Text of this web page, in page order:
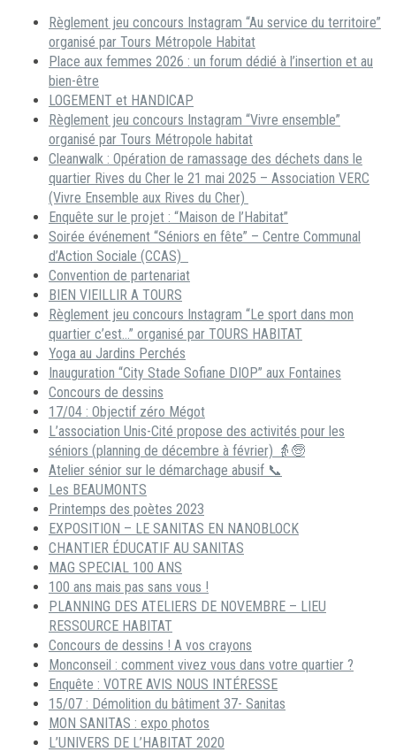
Règlement jeu concours Instagram “Au service du territoire”
organisé par Tours Métropole Habitat
Place aux femmes 2026 : un forum dédié à l’insertion et au
bien-être
LOGEMENT et HANDICAP
Règlement jeu concours Instagram “Vivre ensemble”
organisé par Tours Métropole habitat
Cleanwalk : Opération de ramassage des déchets dans le
quartier Rives du Cher le 21 mai 2025 – Association VERC
(Vivre Ensemble aux Rives du Cher)
Enquête sur le projet : “Maison de l’Habitat”
Soirée événement “Séniors en fête” – Centre Communal
d’Action Sociale (CCAS)
Convention de partenariat
BIEN VIEILLIR A TOURS
Règlement jeu concours Instagram “Le sport dans mon
quartier c’est…” organisé par TOURS HABITAT
Yoga au Jardins Perchés
Inauguration “City Stade Sofiane DIOP” aux Fontaines
Concours de dessins
17/04 : Objectif zéro Mégot
L’association Unis-Cité propose des activités pour les
séniors (planning de décembre à février) 👵🧓
Atelier sénior sur le démarchage abusif 📞
Les BEAUMONTS
Printemps des poètes 2023
EXPOSITION – LE SANITAS EN NANOBLOCK
CHANTIER ÉDUCATIF AU SANITAS
MAG SPECIAL 100 ANS
100 ans mais pas sans vous !
PLANNING DES ATELIERS DE NOVEMBRE – LIEU
RESSOURCE HABITAT
Concours de dessins ! A vos crayons
Monconseil : comment vivez vous dans votre quartier ?
Enquête : VOTRE AVIS NOUS INTÉRESSE
15/07 : Démolition du bâtiment 37- Sanitas
MON SANITAS : expo photos
L’UNIVERS DE L’HABITAT 2020